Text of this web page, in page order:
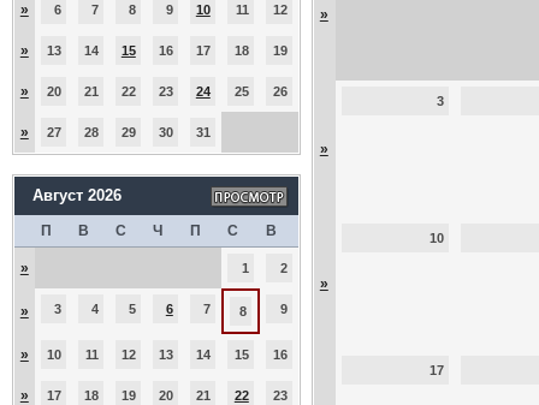
» 6 7 8 9 10 11 12
» 13 14 15 16 17 18 19
» 20 21 22 23 24 25 26
» 27 28 29 30 31
Август 2026
П В С Ч П С В
» 1 2
» 3 4 5 6 7 8 9
» 10 11 12 13 14 15 16
» 17 18 19 20 21 22 23
»
»
3
»
10
17